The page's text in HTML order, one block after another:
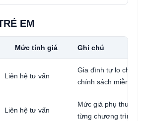
EM
Mức tính giá Ghi chú
Liên hệ tư vấn
Gia đình tự lo chi
chính sách miễn/
Liên hệ tư vấn
Mức giá phụ thuộc
từng chương trình.